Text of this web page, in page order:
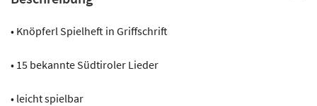
• Knöpferl Spielheft in Griffschrift
• 15 bekannte Südtiroler Lieder
• leicht spielbar